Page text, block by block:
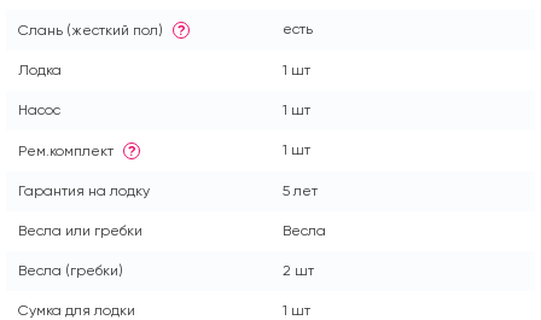
Слань (жесткий пол) ? есть
Лодка 1 шт
Насос 1 шт
Рем.комплект ? 1 шт
Гарантия на лодку 5 лет
Весла или гребки Весла
Весла (гребки) 2 шт
Сумка для лодки 1 шт